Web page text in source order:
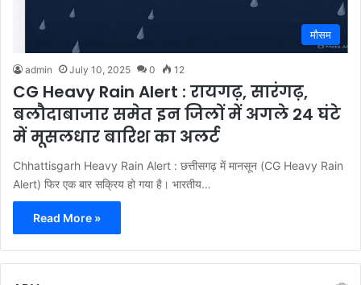
मौसम
admin July 10, 2025 0 12
CG Heavy Rain Alert : रायगढ़, सारंगढ़,
बलौदाबाजार समेत इन जिलों में अगले 24 घंटे
में मूसलधार बारिश का अलर्ट
Chhattisgarh Heavy Rain Alert : छत्तीसगढ़ में मानसून (CG Heavy Rain
Alert) फिर एक बार सक्रिय हो गया है। भारतीय…
Read More »